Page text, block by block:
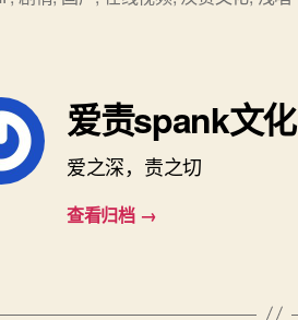
爱责spank文化
爱之深，责之切
查看归档 →